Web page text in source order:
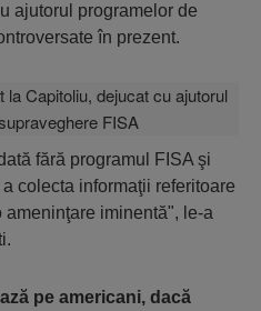
ajutorul programelor de
în prezent.
fără programul FISA şi
colecta informaţii referitoare
ameninţare iminentă", le-a
pe americani, dacă